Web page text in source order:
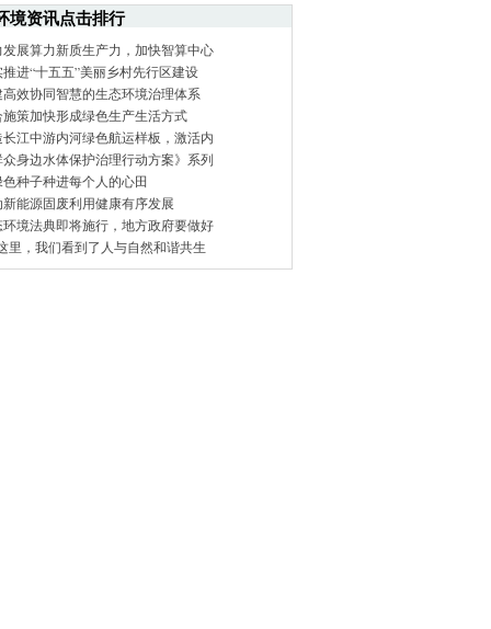
境资讯点击排行
展算力新质生产力，加快智算中心
进“十五五”美丽乡村先行区建设
效协同智慧的生态环境治理体系
策加快形成绿色生产生活方式
江中游内河绿色航运样板，激活内
身边水体保护治理行动方案》系列
种子种进每个人的心田
能源固废利用健康有序发展
境法典即将施行，地方政府要做好
里，我们看到了人与自然和谐共生